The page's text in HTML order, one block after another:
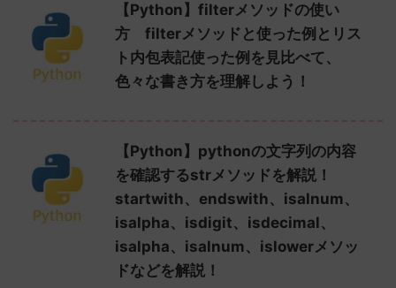
【Python】filterメソッドの使い
方 filterメソッドと使った例とリス
ト内包表記使った例を見比べて、
色々な書き方を理解しよう！
【Python】pythonの文字列の内容
を確認するstrメソッドを解説！
startwith、endswith、isalnum、
isalpha、isdigit、isdecimal、
isalpha、isalnum、islowerメソッ
ドなどを解説！